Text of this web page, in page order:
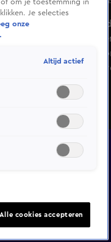
Grote kans
buiten slapen in Ter
mensen
locatie in
op een
zeehonden
geëindigd.
maken,
dan
gebeuren.
om je toestemming in
Je selecties
onze
Altijd actief
Alle cookies accepteren